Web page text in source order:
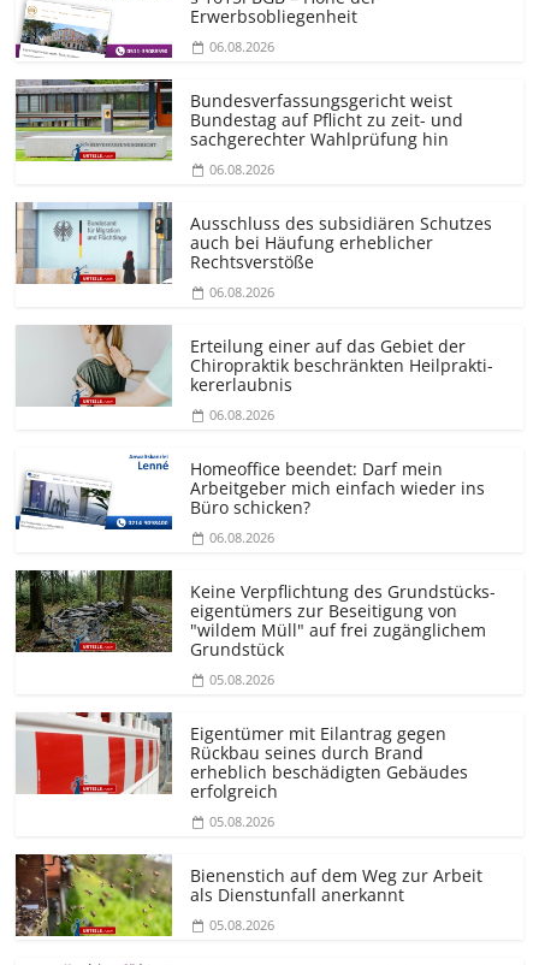
Erwerbsobliegenheit
06.08.2026
Bundesver­fassungsgericht weist
Bundestag auf Pflicht zu zeit- und
sachgerechter Wahlprüfung hin
06.08.2026
Ausschluss des subsidiären Schutzes
auch bei Häufung erheblicher
Rechtsverstöße
06.08.2026
Erteilung einer auf das Gebiet der
Chiropraktik beschränkten Heilprakti­
kererlaubnis
06.08.2026
Homeoffice beendet: Darf mein
Arbeitgeber mich einfach wieder ins
Büro schicken?
06.08.2026
Keine Verpflichtung des Grundstücks­
eigentümers zur Beseitigung von
"wildem Müll" auf frei zugänglichem
Grundstück
05.08.2026
Eigentümer mit Eilantrag gegen
Rückbau seines durch Brand
erheblich beschädigten Gebäudes
erfolgreich
05.08.2026
Bienenstich auf dem Weg zur Arbeit
als Dienstunfall anerkannt
05.08.2026